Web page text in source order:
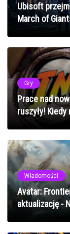
Ubisoft
March of
właściciela
Gry
Prace nad
ruszyły!
Wiadomości
Avatar:
aktualizację -
na horyzoncie